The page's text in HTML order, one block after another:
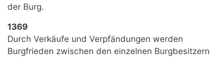
der Burg.
1369
Durch Verkäufe und Verpfändungen werden
Burgfrieden zwischen den einzelnen Burgbesitzern